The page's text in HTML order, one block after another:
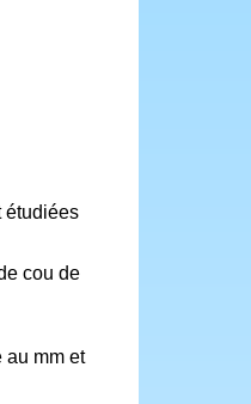
étudiées
cou de
au mm et